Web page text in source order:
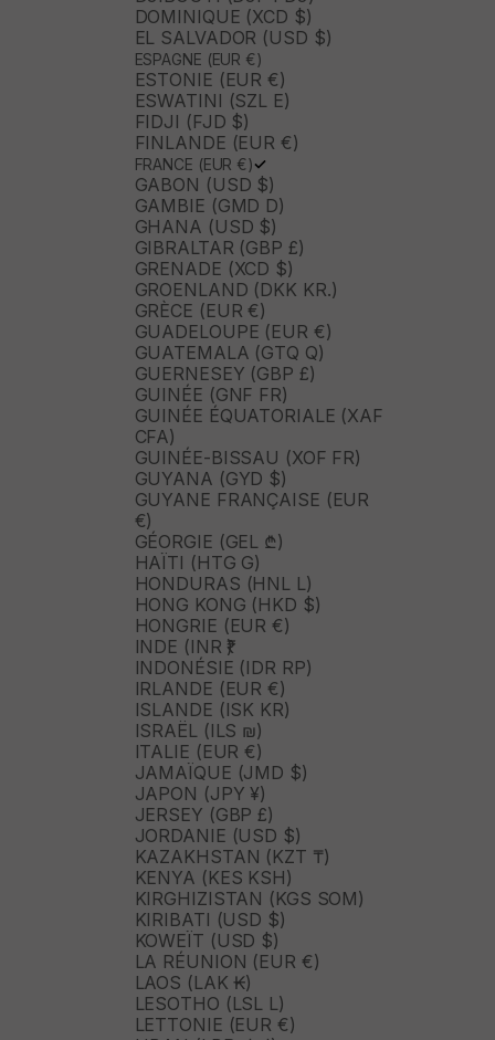
DOMINIQUE (XCD $)
EL SALVADOR (USD $)
ESPAGNE (EUR €)
ESTONIE (EUR €)
ESWATINI (SZL E)
FIDJI (FJD $)
FINLANDE (EUR €)
FRANCE (EUR €)
GABON (USD $)
GAMBIE (GMD D)
GHANA (USD $)
GIBRALTAR (GBP £)
GRENADE (XCD $)
GROENLAND (DKK KR.)
GRÈCE (EUR €)
GUADELOUPE (EUR €)
GUATEMALA (GTQ Q)
GUERNESEY (GBP £)
GUINÉE (GNF FR)
GUINÉE ÉQUATORIALE (XAF
CFA)
GUINÉE-BISSAU (XOF FR)
GUYANA (GYD $)
GUYANE FRANÇAISE (EUR
€)
GÉORGIE (GEL ₾)
HAÏTI (HTG G)
HONDURAS (HNL L)
HONG KONG (HKD $)
HONGRIE (EUR €)
INDE (INR ₹)
INDONÉSIE (IDR RP)
IRLANDE (EUR €)
ISLANDE (ISK KR)
ISRAËL (ILS ₪)
ITALIE (EUR €)
JAMAÏQUE (JMD $)
JAPON (JPY ¥)
JERSEY (GBP £)
JORDANIE (USD $)
KAZAKHSTAN (KZT ₸)
KENYA (KES KSH)
KIRGHIZISTAN (KGS SOM)
KIRIBATI (USD $)
KOWEÏT (USD $)
LA RÉUNION (EUR €)
LAOS (LAK ₭)
LESOTHO (LSL L)
LETTONIE (EUR €)